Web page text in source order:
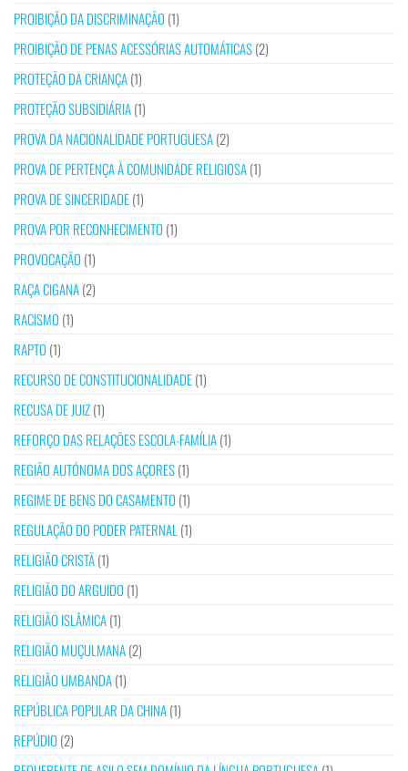
PROIBIÇÃO DA DISCRIMINAÇÃO (1)
PROIBIÇÃO DE PENAS ACESSÓRIAS AUTOMÁTICAS(2)
PROTEÇÃO DA CRIANÇA(1)
PROTEÇÃO SUBSIDIÁRIA(1)
PROVA DA NACIONALIDADE PORTUGUESA(2)
PROVA DE PERTENÇA À COMUNIDADE RELIGIOSA(1)
PROVA DE SINCERIDADE(1)
PROVA POR RECONHECIMENTO (1)
PROVOCAÇÃO (1)
RAÇA CIGANA(2)
RACISMO (1)
RAPTO (1)
RECURSO DE CONSTITUCIONALIDADE(1)
RECUSA DE JUIZ(1)
REFORÇO DAS RELAÇÕES ESCOLA-FAMÍLIA(1)
REGIÃO AUTÓNOMA DOS AÇORES(1)
REGIME DE BENS DO CASAMENTO (1)
REGULAÇÃO DO PODER PATERNAL (1)
RELIGIÃO CRISTÃ(1)
RELIGIÃO DO ARGUIDO (1)
RELIGIÃO ISLÂMICA(1)
RELIGIÃO MUÇULMANA(2)
RELIGIÃO UMBANDA(1)
REPÚBLICA POPULAR DA CHINA(1)
REPÚDIO (2)